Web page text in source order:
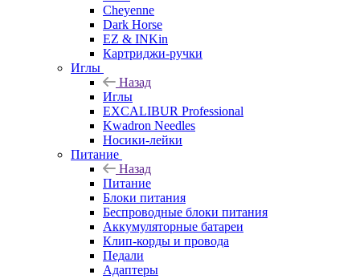
Cheyenne
Dark Horse
EZ & INKin
Картриджи-ручки
Иглы
Назад
Иглы
EXCALIBUR Professional
Kwadron Needles
Носики-лейки
Питание
Назад
Питание
Блоки питания
Беспроводные блоки питания
Аккумуляторные батареи
Клип-корды и провода
Педали
Адаптеры